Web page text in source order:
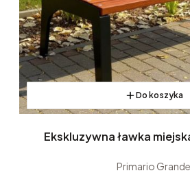
Do koszyka
Ekskluzywna ławka
Primario Grande